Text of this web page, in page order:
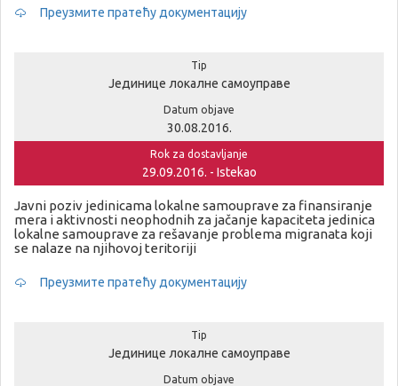
Преузмите пратећу документацију
Tip
Јединице локалне самоуправе
Datum objave
30.08.2016.
Rok za dostavljanje
29.09.2016. - Istekao
Javni poziv jedinicama lokalne samouprave za finansiranje
mera i aktivnosti neophodnih za jačanje kapaciteta jedinica
lokalne samouprave za rešavanje problema migranata koji
se nalaze na njihovoj teritoriji
Преузмите пратећу документацију
Tip
Јединице локалне самоуправе
Datum objave